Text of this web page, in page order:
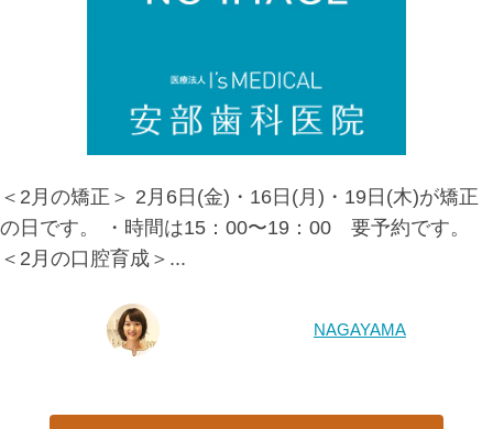
＜2月の矯正＞ 2月6日(金)・16日(月)・19日(木)が矯正
の日です。 ・時間は15：00〜19：00 要予約です。
＜2月の口腔育成＞...
NAGAYAMA